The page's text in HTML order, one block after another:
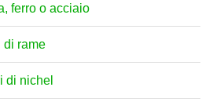
ferro o acciaio
di rame
di nichel